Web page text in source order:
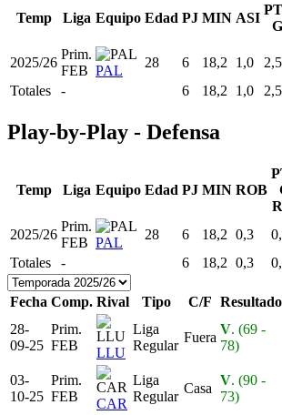
Temp Liga Equipo Edad PJ MIN ASI
G
2025/26
Prim.
FEB PAL
28 6 18,2 1,0 2,5
Totales
- 6 18,2 1,0 2,5
Play-by-Play - Defensa
Temp Liga Equipo Edad PJ MIN ROB
2025/26
Prim.
FEB PAL
28 6 18,2 0,3
Totales
- 6 18,2 0,3
Fecha Comp. Rival Tipo C/F Resultado
28-
09-25
Prim.
FEB
LLU
Liga
Regular
Fuera
V. (69 -
78)
03-
10-25
Prim.
FEB
CAR
Liga
Regular
Casa
V. (90 -
73)